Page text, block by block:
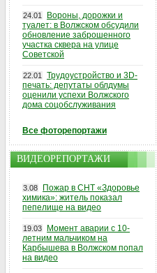
24.01
Вороны, дорожки и
туалет: в Волжском обсудили
обновление заброшенного
участка сквера на улице
Советской
22.01
Трудоустройство и 3D-
печать: депутаты облдумы
оценили успехи Волжского
дома соцобслуживания
Все фоторепортажи
ВИДЕОРЕПОРТАЖИ
3.08
Пожар в СНТ «Здоровье
химика»: житель показал
пепелище на видео
19.03
Момент аварии с 10-
летним мальчиком на
Карбышева в Волжском попал
на видео